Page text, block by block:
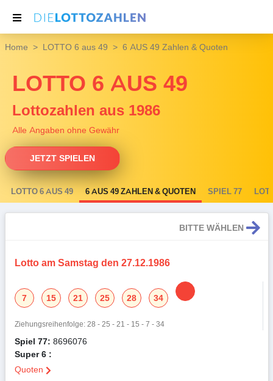
NACHRICHTEN
Home LOTTO 6 aus 49 6 AUS 49 Zahlen & Quoten
LOTTO 6 AUS 49
Lottozahlen aus 1986
Alle Angaben ohne Gewähr
JETZT SPIELEN
LOTTO 6 AUS 49 6 AUS 49 ZAHLEN & QUOTEN SPIEL 77
Lotto am Samstag den 27.12.1986
7 15 21 25 28 34
Ziehungsreihenfolge: 28 - 25 - 21 - 15 - 7 - 34
Spiel 77: 8696076
Super 6 :
Quoten
BITTE WÄHLEN